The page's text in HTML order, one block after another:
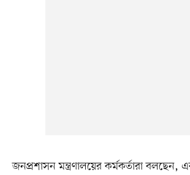
জনপ্রশাসন মন্ত্রণালয়ের কর্মকর্তারা